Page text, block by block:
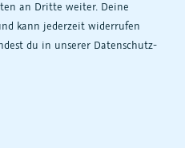
an Dritte weiter. Deine
kann jederzeit widerrufen
du in unserer Daten­schutz­
Webinare
Unternehmen